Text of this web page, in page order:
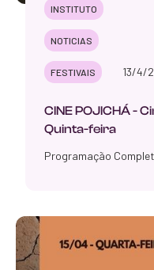
INSTITUTO
NOTICIAS
FESTIVAIS 13/4/
CINE POJICHÁ -
Quinta-feira
Programação